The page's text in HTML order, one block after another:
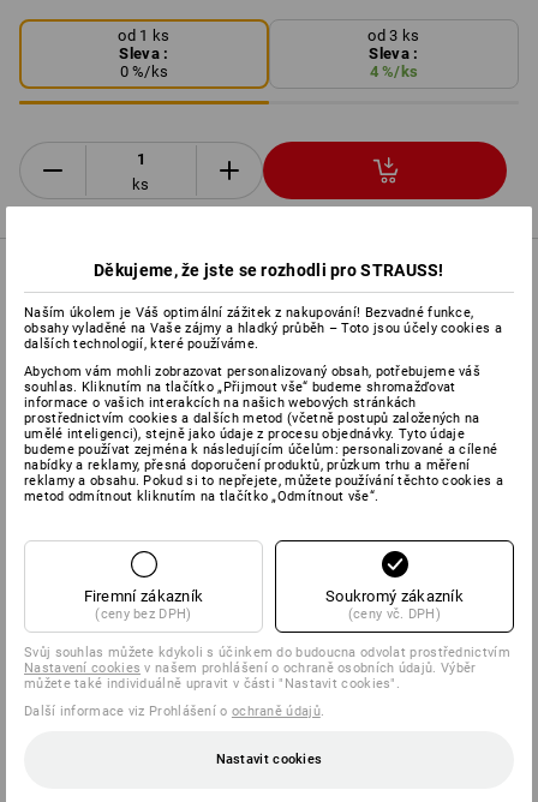
od 1 ks
Sleva :
0%/ ks
od 3 ks
Sleva :
4%/ ks
ks
INFORMACE O VÝROBKU
POPIS
podleDIN EN 397:2012
poskytuje optimální ochranu v lesnictví a zemědělství
4bodové vnitřní vybavení s pohodlným závěsem
skořepina přilby z plastu ABS
s koženým potním páskem a odvětrávací drážkou
včetně obličejové mřížky
DIN EN 1731:2006,
vynikající ochranu před třískami a úlomky
včetně mušlových chráničů sluchu Optime I podleDIN EN
352-3:2002
pro upevnění na přilbu s úchytem 30 mm
Informace o výrobci:3M Deutschland GmbH | Carl Schurz Str. 1 |
Děkujeme, že jste se rozhodli pro STRAUSS!
Naším úkolem je Váš optimální zážitek z nakupování! Bezvadné funkce,
obsahy vyladěné na Vaše zájmy a hladký průběh – Toto jsou účely cookies a
dalších technologií, které používáme.
Abychom vám mohli zobrazovat personalizovaný obsah, potřebujeme váš
souhlas. Kliknutím na tlačítko „Přijmout vše“ budeme shromažďovat
informace o vašich interakcích na našich webových stránkách
prostřednictvím cookies a dalších metod (včetně postupů založených na
umělé inteligenci), stejně jako údaje z procesu objednávky. Tyto údaje
budeme používat zejména k následujícím účelům: personalizované a cílené
nabídky a reklamy, přesná doporučení produktů, průzkum trhu a měření
reklamy a obsahu. Pokud si to nepřejete, můžete používání těchto cookies a
metod odmítnout kliknutím na tlačítko „Odmítnout vše“.
Firemní zákazník
(ceny bez DPH)
Soukromý zákazník
(ceny vč. DPH)
Svůj souhlas můžete kdykoli s účinkem do budoucna odvolat prostřednictvím
Nastavení cookies v našem prohlášení o ochraně osobních údajů. Výběr
můžete také individuálně upravit v části "Nastavit cookies".
Další informace viz Prohlášení o ochraně údajů.
Nastavit cookies